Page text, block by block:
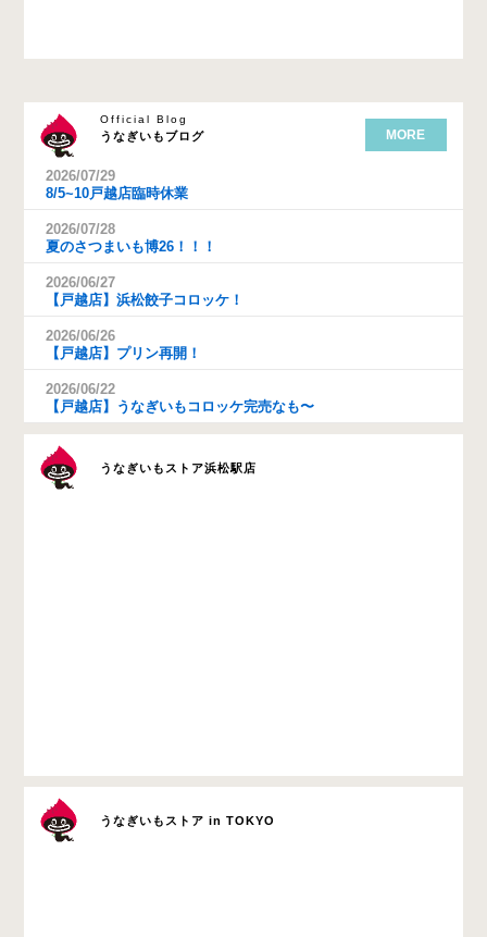
うなぎいもブログ
Official Blog
MORE
2026/07/29
8/5~10戸越店臨時休業
2026/07/28
夏のさつまいも博26！！！
2026/06/27
【戸越店】浜松餃子コロッケ！
2026/06/26
【戸越店】プリン再開！
2026/06/22
【戸越店】うなぎいもコロッケ完売なも〜
うなぎいもストア浜松駅店
うなぎいもストア in TOKYO